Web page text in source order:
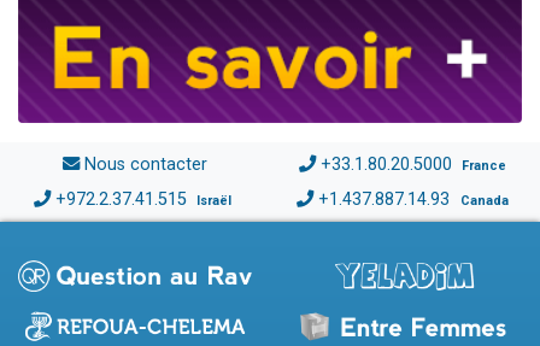
Nous contacter +33.1.80.20.5000 France
+972.2.37.41.515 Israël +1.437.887.14.93 Canada